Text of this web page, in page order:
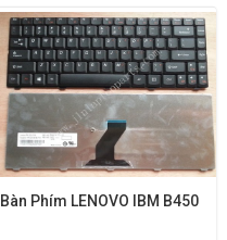
Bàn Phím LENOVO IBM B450